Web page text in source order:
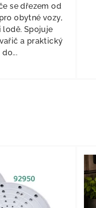
se dřezem od
obytné vozy,
lodě. Spojuje
a praktický